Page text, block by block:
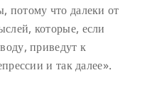
что далеки от
которые, если
приведут к
и так далее».